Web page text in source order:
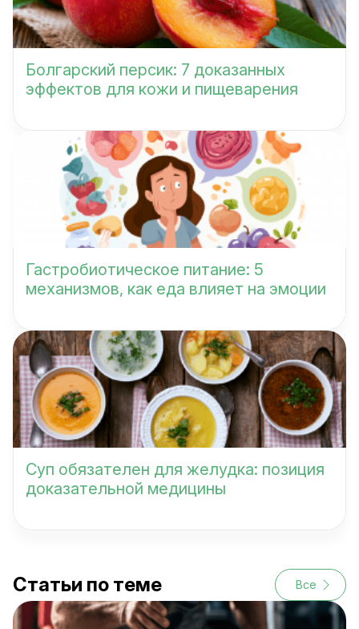
Болгарский персик: 7 доказанных
эффектов для кожи и пищеварения
Гастробиотическое питание: 5
механизмов, как еда влияет на эмоции
Суп обязателен для желудка: позиция
доказательной медицины
Статьи по теме Все